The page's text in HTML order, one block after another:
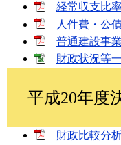
経常収支比
人件費・公
普通建設事
財政状況等
平成20年度
財政比較分